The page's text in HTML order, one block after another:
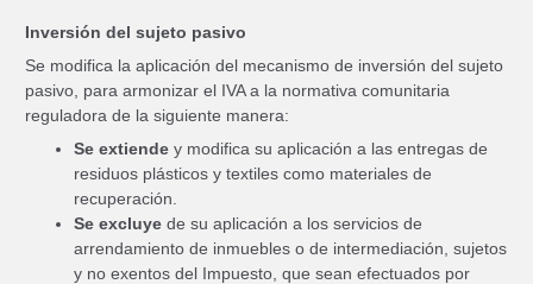
Inversión del sujeto pasivo
Se modifica la aplicación del mecanismo de inversión del sujeto
pasivo, para armonizar el IVA a la normativa comunitaria
reguladora de la siguiente manera:
Se extiende y modifica su aplicación a las entregas de
residuos plásticos y textiles como materiales de
recuperación.
Se excluye de su aplicación a los servicios de
arrendamiento de inmuebles o de intermediación, sujetos
y no exentos del Impuesto, que sean efectuados por